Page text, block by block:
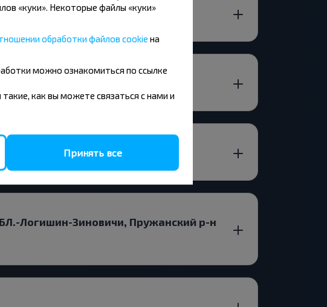
Логишин-Зиновичи, Пружанский р-н
«куки». Некоторые файлы «куки»
обработки файлов cookie на
можно ознакомиться по ссылке
такие, как вы можете связаться с нами и
Принять все